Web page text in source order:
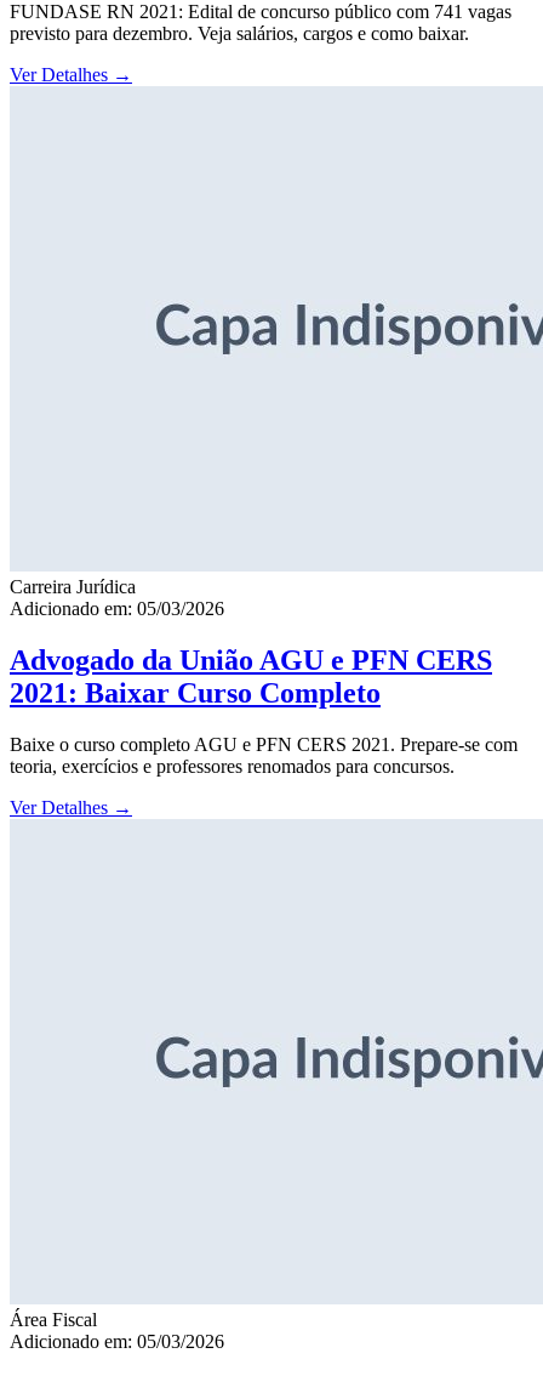
FUNDASE RN 2021: Edital de concurso público com 741 vagas
previsto para dezembro. Veja salários, cargos e como baixar.
Ver Detalhes →
Carreira Jurídica
Adicionado em: 05/03/2026
Advogado da União AGU e PFN CERS
2021: Baixar Curso Completo
Baixe o curso completo AGU e PFN CERS 2021. Prepare-se com
teoria, exercícios e professores renomados para concursos.
Ver Detalhes →
Área Fiscal
Adicionado em: 05/03/2026